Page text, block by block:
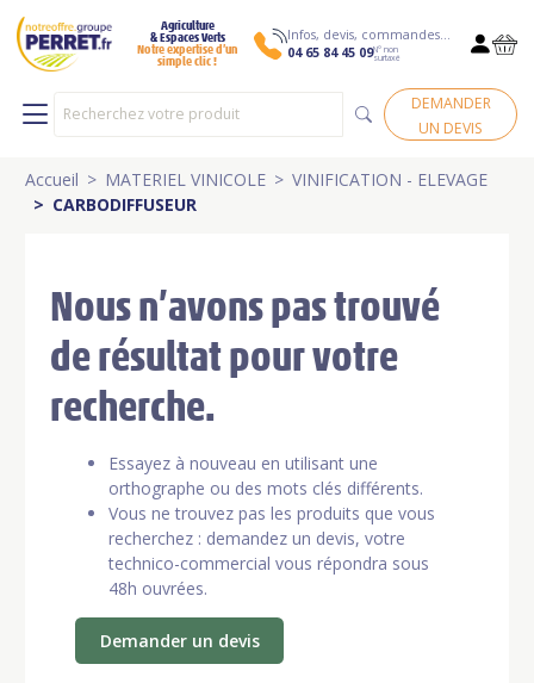
Agriculture
& Espaces Verts
Notre expertise d’un
simple clic !
Infos, devis, commandes…
04 65 84 45 09N° non
surtaxé
DEMANDER
UN DEVIS
Accueil MATERIEL VINICOLE
VINIFICATION - ELEVAGE
CARBODIFFUSEUR
Nous n’avons pas trouvé
de résultat pour votre
recherche.
Essayez à nouveau en utilisant une
orthographe ou des mots clés différents.
Vous ne trouvez pas les produits que vous
recherchez : demandez un devis, votre
technico-commercial vous répondra sous
48h ouvrées.
Demander un devis